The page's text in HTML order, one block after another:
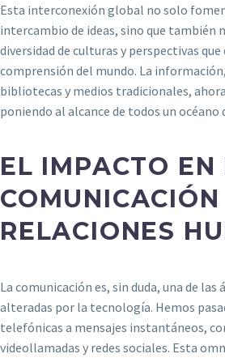
Esta interconexión global no solo
intercambio de ideas, sino que también
diversidad de culturas y perspectivas
comprensión del mundo. La
bibliotecas y medios tradicionales,
poniendo al alcance de todos un
EL IMPACTO EN
RELACIONES
La comunicación es, sin duda, una de
alteradas por la tecnología. Hemos
telefónicas a mensajes instantáneos,
videollamadas y redes sociales. Esta